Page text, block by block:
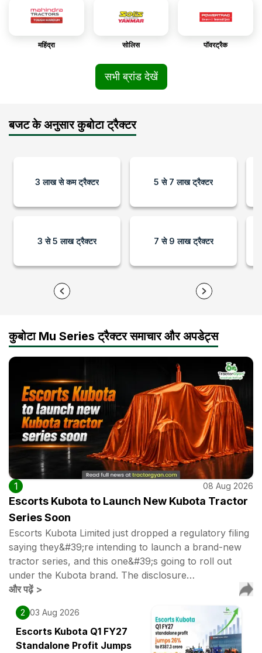
महिंद्रा सोलिस पॉवरट्रैक
सभी ब्रांड देखें
बजट के अनुसार कुबोटा ट्रैक्टर
3 लाख से कम ट्रैक्टर
3 से 5 लाख ट्रैक्टर
5 से 7 लाख ट्रैक्टर
7 से 9 लाख ट्रैक्टर
कुबोटा Mu Series ट्रैक्टर समाचार और अपडेट्स
1 08 Aug 2026
Escorts Kubota to Launch New Kubota Tractor
Series Soon
Escorts Kubota Limited just dropped a regulatory filing
saying they&#39;re intending to launch a brand-new
tractor series, and this one&#39;s going to roll out
under the Kubota brand. The disclosure…
और पढ़ें>
2 03 Aug 2026
Escorts Kubota Q1 FY27
Standalone Profit Jumps